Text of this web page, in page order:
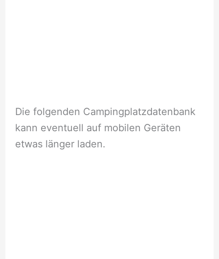
Die folgenden Campingplatzdatenbank
kann eventuell auf mobilen Geräten
etwas länger laden.